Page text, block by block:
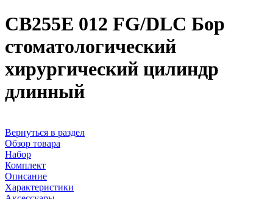
CB255E 012 FG/DLC Бор
стоматологический
хирургический цилиндр
длинный
Вернуться в раздел
Обзор товара
Набор
Комплект
Описание
Характеристики